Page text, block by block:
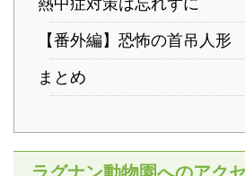
【番外編】恐怖の首吊人形
まとめ